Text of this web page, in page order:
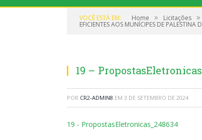
VOCÊ ESTÁ EM: Home » Licitações »
EFICIENTES AOS MUNÍCIPES DE PALESTINA
19 –
POR CR2-ADMIN8 EM 3 DE SETEMBRO DE 2024
19 - PropostasEletronicas_248634